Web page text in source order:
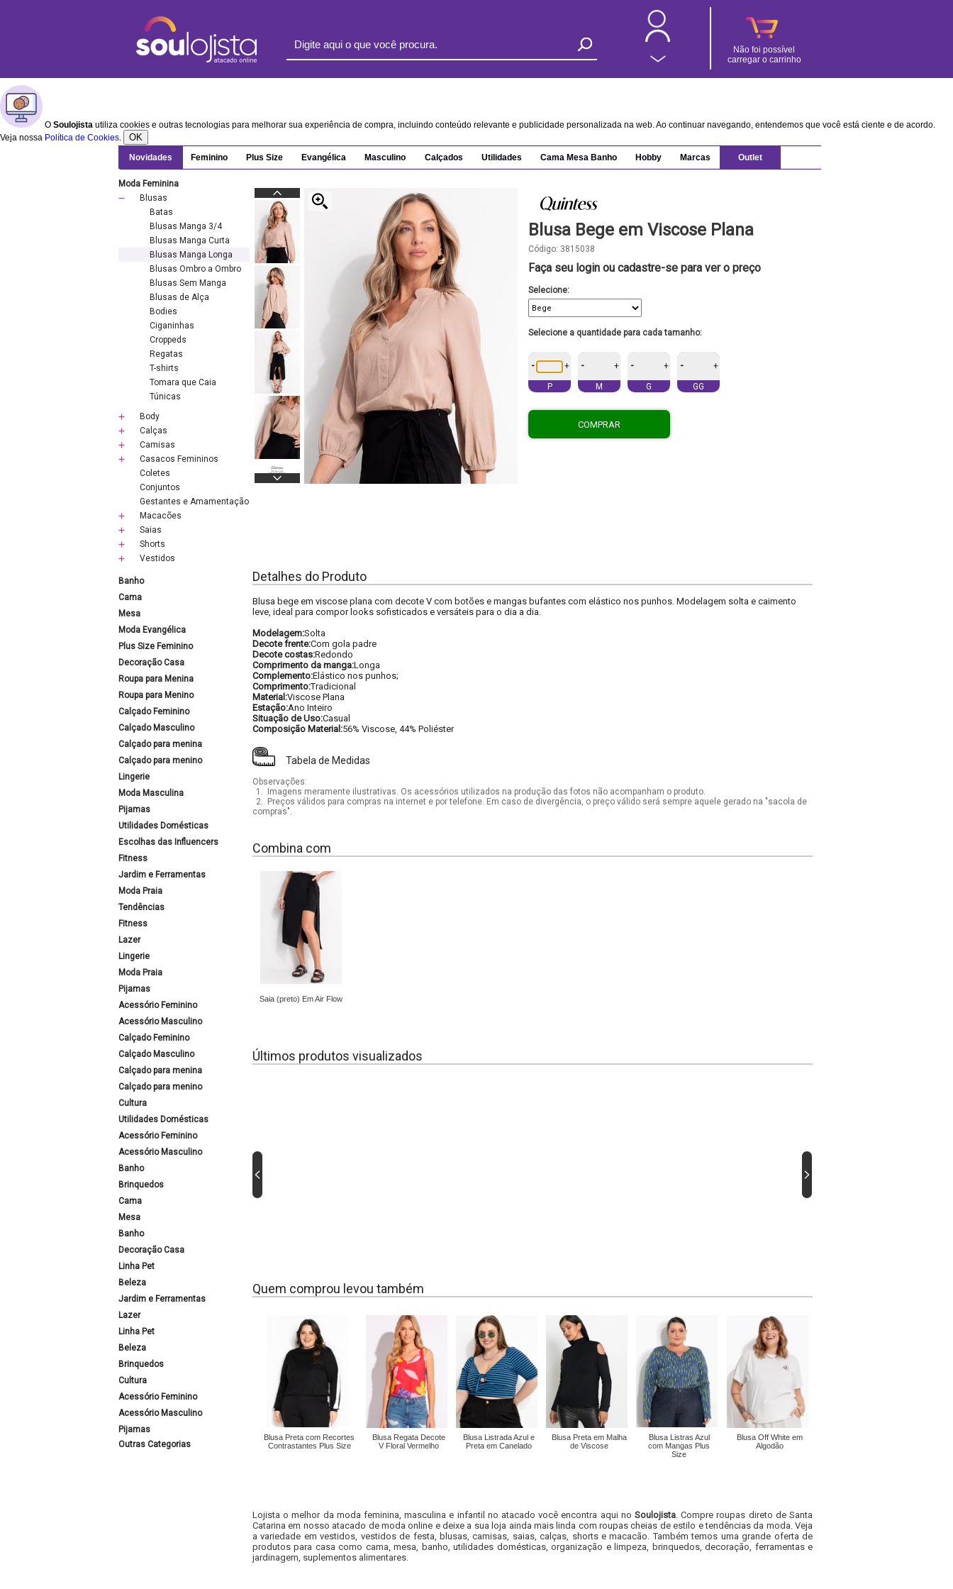
Não foi possível
carregar o carrinho
O Soulojista utiliza cookies e outras tecnologias para melhorar sua experiência de compra, incluindo conteúdo relevante e publicidade personalizada na web. Ao continuar navegando, entendemos que você está ciente e de acordo.
Veja nossa Política de Cookies. OK
Novidades Feminino Plus Size Evangélica Masculino Calçados Utilidades Cama Mesa Banho Hobby Marcas Outlet
Moda Feminina
Blusas
Batas
Blusas Manga 3/4
Blusas Manga Curta
Blusas Manga Longa
Blusas Ombro a Ombro
Blusas Sem Manga
Blusas de Alça
Bodies
Ciganinhas
Croppeds
Regatas
T-shirts
Tomara que Caia
Túnicas
Body
Calças
Camisas
Casacos Femininos
Coletes
Conjuntos
Gestantes e Amamentação
Macacões
Saias
Shorts
Vestidos
Banho
Cama
Mesa
Moda Evangélica
Plus Size Feminino
Decoração Casa
Roupa para Menina
Roupa para Menino
Calçado Feminino
Calçado Masculino
Calçado para menina
Calçado para menino
Lingerie
Moda Masculina
Pijamas
Utilidades Domésticas
Escolhas das Influencers
Fitness
Jardim e Ferramentas
Moda Praia
Tendências
Fitness
Lazer
Lingerie
Moda Praia
Pijamas
Acessório Feminino
Acessório Masculino
Calçado Feminino
Calçado Masculino
Calçado para menina
Calçado para menino
Cultura
Utilidades Domésticas
Acessório Feminino
Acessório Masculino
Banho
Brinquedos
Cama
Mesa
Banho
Decoração Casa
Linha Pet
Beleza
Jardim e Ferramentas
Lazer
Linha Pet
Beleza
Brinquedos
Cultura
Acessório Feminino
Acessório Masculino
Pijamas
Outras Categorias
Blusa Bege em Viscose Plana
Código: 3815038
Faça seu login ou cadastre-se para ver o preço
Selecione:
Selecione a quantidade para cada tamanho:
- +
P
- +
M
- +
G
- +
GG
COMPRAR
Detalhes do Produto
Blusa bege em viscose plana com decote V com botões e mangas bufantes com elástico nos punhos. Modelagem solta e caimento
leve, ideal para compor looks sofisticados e versáteis para o dia a dia.
Modelagem:Solta
Decote frente:Com gola padre
Decote costas:Redondo
Comprimento da manga:Longa
Complemento:Elástico nos punhos;
Comprimento:Tradicional
Material:Viscose Plana
Estação:Ano Inteiro
Situação de Uso:Casual
Composição Material:56% Viscose, 44% Poliéster
Tabela de Medidas
Observações:
1.
Imagens meramente ilustrativas. Os acessórios utilizados na produção das fotos não acompanham o produto.
2.
Preços válidos para compras na internet e por telefone. Em caso de divergência, o preço válido será sempre aquele gerado na "sacola de
compras".
Combina com
Saia (preto) Em Air Flow
Últimos produtos visualizados
Quem comprou levou também
Blusa Preta com Recortes
Contrastantes Plus Size
Blusa Regata Decote
V Floral Vermelho
Blusa Listrada Azul e
Preta em Canelado
Blusa Preta em Malha
de Viscose
Blusa Listras Azul
com Mangas Plus
Size
Blusa Off White em
Algodão
Lojista o melhor da moda feminina, masculina e infantil no atacado você encontra aqui no Soulojista. Compre roupas direto de Santa
Catarina em nosso atacado de moda online e deixe a sua loja ainda mais linda com roupas cheias de estilo e tendências da moda. Veja
a variedade em vestidos, vestidos de festa, blusas, camisas, saias, calças, shorts e macacão. Também temos uma grande oferta de
produtos para casa como cama, mesa, banho, utilidades domésticas, organização e limpeza, brinquedos, decoração, ferramentas e
jardinagem, suplementos alimentares.